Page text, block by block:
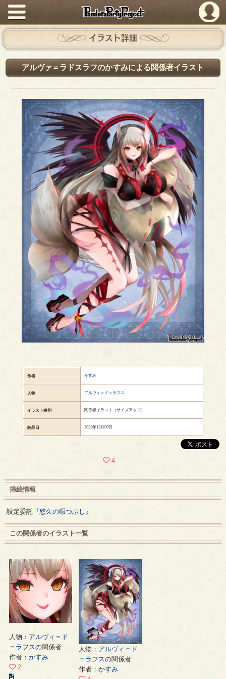
PandoraPartyProject
イラスト詳細
アルヴァ＝ラドスラフのかすみによる関係者イラスト
作者 かすみ
人物 アルヴィ＝ド＝ラフス
イラスト種別 関係者イラスト（サイズアップ）
納品日 2023年12月09日
4
挿絵情報
設定委託『悠久の暇つぶし 』
この関係者のイラスト一覧
人物： アルヴィ＝ド
＝ラフスの関係者
作者： かすみ
2
人物： アルヴィ＝ド
＝ラフスの関係者
作者：かすみ